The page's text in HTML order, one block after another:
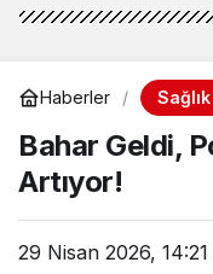
Haberler Sağlık
Bahar Geldi,
Artıyor!
29 Nisan 2026, 14:21